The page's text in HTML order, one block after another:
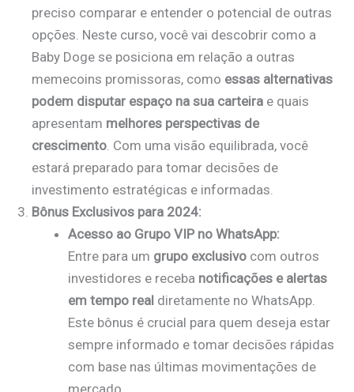
preciso comparar e entender o potencial de outras
opções. Neste curso, você vai descobrir como a
Baby Doge se posiciona em relação a outras
memecoins promissoras, como essas alternativas
podem disputar espaço na sua carteira e quais
apresentam melhores perspectivas de
crescimento . Com uma visão equilibrada, você
estará preparado para tomar decisões de
investimento estratégicas e informadas.
Bônus Exclusivos para 2024:
Acesso ao Grupo VIP no WhatsApp:
Entre para um grupo exclusivocom outros
investidores e receba notificações e alertas
em tempo realdiretamente no WhatsApp.
Este bônus é crucial para quem deseja estar
sempre informado e tomar decisões rápidas
com base nas últimas movimentações de
mercado.